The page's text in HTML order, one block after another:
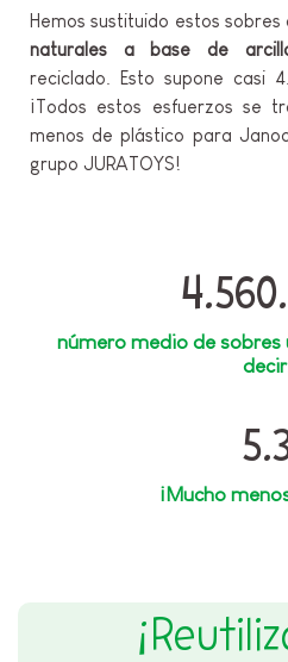
Hemos sustituido estos
naturales a base de
reciclado. Esto supone casi
¡Todos estos esfuerzos se
menos de plástico para
grupo JURATOYS!
número medio de
¡Mucho